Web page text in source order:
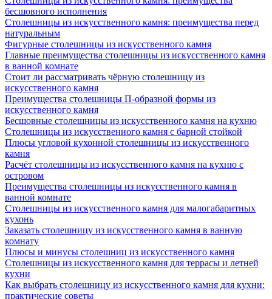
бесшовного исполнения
Столешницы из искусственного камня: преимущества перед
натуральным
Фигурные столешницы из искусственного камня
Главные преимущества столешницы из искусственного камня
в ванной комнате
Стоит ли рассматривать чёрную столешницу из
искусственного камня
Преимущества столешницы П-образной формы из
искусственного камня
Бесшовные столешницы из искусственного камня на кухню
Столешницы из искусственного камня с барной стойкой
Плюсы угловой кухонной столешницы из искусственного
камня
Расчёт столешницы из искусственного камня на кухню с
островом
Преимущества столешницы из искусственного камня в
ванной комнате
Столешницы из искусственного камня для малогабаритных
кухонь
Заказать столешницу из искусственного камня в ванную
комнату
Плюсы и минусы столешниц из искусственного камня
Столешницы из искусственного камня для террасы и летней
кухни
Как выбрать столешницу из искусственного камня для кухни:
практические советы